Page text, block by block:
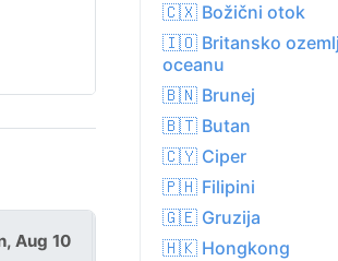
Aug 10 Tue, Aug 11
🇨🇽 Božični otok
🇮🇴 Britansko
oceanu
🇧🇳 Brunej
🇧🇹 Butan
🇨🇾 Ciper
🇵🇭 Filipini
🇬🇪 Gruzija
🇭🇰 Hongkong